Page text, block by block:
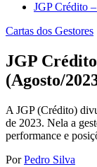
JGP Crédito
Cartas dos Gestores
JGP
(Agosto/
A JGP (Crédito)
de 2023. Nela a
performance e
PorPedro Silva